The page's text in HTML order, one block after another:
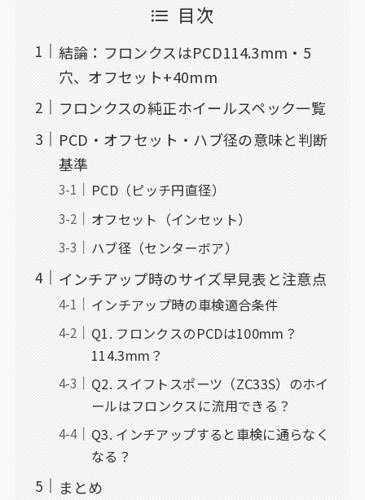
目次
結論：フロンクスはPCD114.3mm・5
穴、オフセット+40mm
フロンクスの純正ホイールスペック一覧
PCD・オフセット・ハブ径の意味と判断
基準
PCD（ピッチ円直径）
オフセット（インセット）
ハブ径（センターボア）
インチアップ時のサイズ早見表と注意点
インチアップ時の車検適合条件
Q1. フロンクスのPCDは100mm？
114.3mm？
Q2. スイフトスポーツ（ZC33S）のホイ
ールはフロンクスに流用できる？
Q3. インチアップすると車検に通らなく
なる？
まとめ